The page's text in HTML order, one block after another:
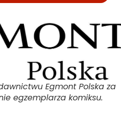
Egmont Polska za
egzemplarza komiksu.